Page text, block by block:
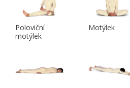
Poloviční
motýlek
Motýlek